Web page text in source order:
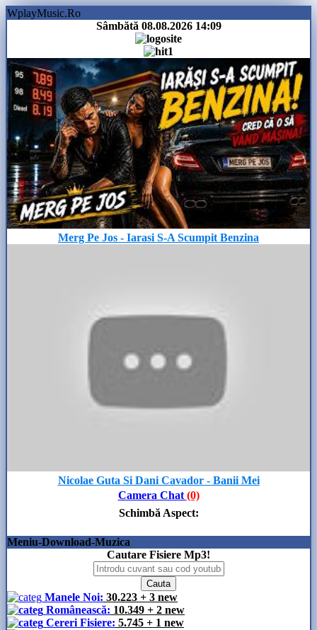
WplayMusic.Ro
Sâmbătă 08.08.2026 14:09
Merg Pe Jos - Iarasi S-A Scumpit Benzina
Nicolae Guta Si Dani Cavador - Banii Mei
Camera Chat(0)
Schimbă Aspect:
Meniu-Download-Muzica
Cautare Fisiere Mp3!
Manele Noi: 30.223 + 3 new
Românească: 10.349 + 2 new
Cereri Fisiere: 5.745 + 1 new